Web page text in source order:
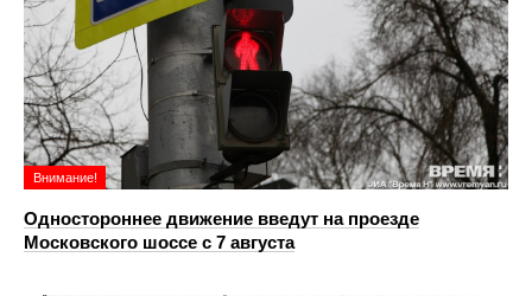
Внимание!
Одностороннее движение введут на проезде
Московского шоссе с 7 августа